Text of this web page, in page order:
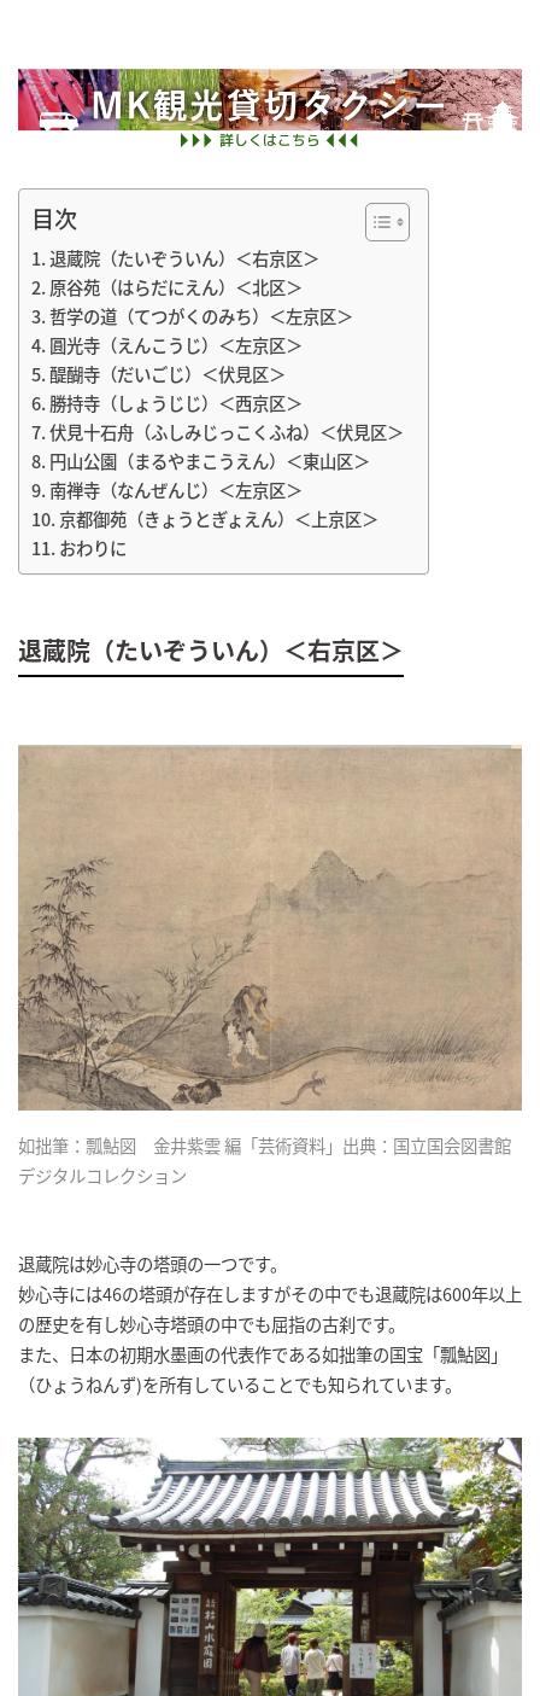
目次
退蔵院（たいぞういん）＜右京区＞
原谷苑（はらだにえん）＜北区＞
哲学の道（てつがくのみち）＜左京区＞
圓光寺（えんこうじ）＜左京区＞
醍醐寺（だいごじ）＜伏見区＞
勝持寺（しょうじじ）＜西京区＞
伏見十石舟（ふしみじっこくふね）＜伏見区＞
円山公園（まるやまこうえん）＜東山区＞
南禅寺（なんぜんじ）＜左京区＞
京都御苑（きょうとぎょえん）＜上京区＞
おわりに
退蔵院（たいぞういん）＜右京区＞
如拙筆：瓢鮎図 金井紫雲 編「芸術資料」出典：国立国会図書館
デジタルコレクション
退蔵院は妙心寺の塔頭の一つです。
妙心寺には46の塔頭が存在しますがその中でも退蔵院は600年以上
の歴史を有し妙心寺塔頭の中でも屈指の古刹です。
また、日本の初期水墨画の代表作である如拙筆の国宝「瓢鮎図」
（ひょうねんず)を所有していることでも知られています。